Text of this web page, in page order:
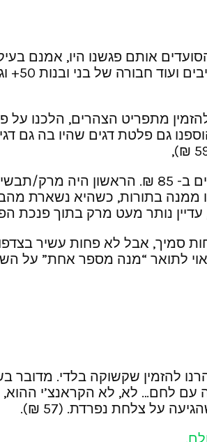
הסועדים אותם פגשנו היו, אמנם
גם פלטת דגים שהיו בה גם
במקביל הזמנו שני מרקי-תבשיל
בתורות, כשהיא נשארת
נותר מעט מרק בתוך פנכת
סמיך, אבל לא פחות עשיר
לתואר “מנה מספר אחת” על
להזמין שקשוקה בלדי.
לחם… לא, לא הקראנצ’י
על צלחת נפרדת. (57 ₪).